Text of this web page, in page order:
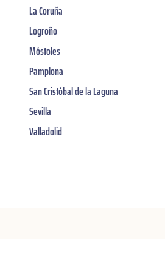
La Coruña
Logroño
Móstoles
Pamplona
San Cristóbal de la Laguna
Sevilla
Valladolid